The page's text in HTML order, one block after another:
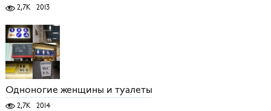
2,7K 2013
Одноногие женщины и туалеты
2,7K 2014